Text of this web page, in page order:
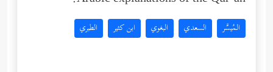
المُيسَّر السعدي البغوي ابن كثير الطبري